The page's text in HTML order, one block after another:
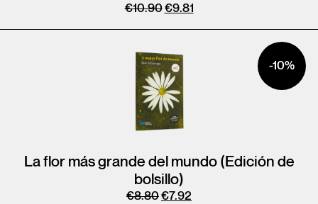
€10.90€9.81
La flor más grande del mundo (Edición de
bolsillo)
€8.80€7.92
-10%